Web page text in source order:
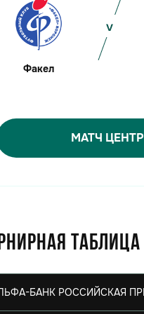
Факел
МАТЧ ЦЕНТР
таблица